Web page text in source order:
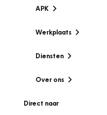
APK
Werkplaats
Diensten
Over ons
Direct naar